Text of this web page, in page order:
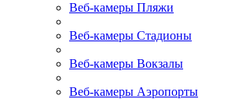
Веб-камеры Пляжи
Веб-камеры Стадионы
Веб-камеры Вокзалы
Веб-камеры Аэропорты